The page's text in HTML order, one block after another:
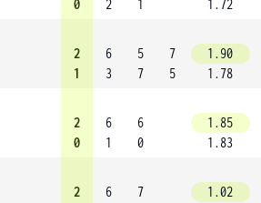
0 2 1
1.72
2
1
6
3
5
7
7
5
1.90
1.78
2
0
6
1
6
0
1.85
1.83
2
6
7
1.02